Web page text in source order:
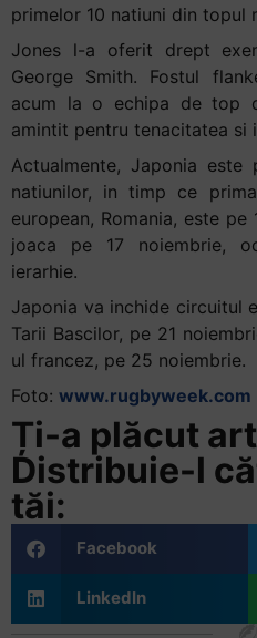
primelor 10 natiuni din topul
Jones l-a oferit drept
George Smith. Fostul
acum la o echipa de top
amintit pentru tenacitatea si
Actualmente, Japonia
natiunilor, in timp ce
european, Romania, este
joaca pe 17 noiembrie,
ierarhie.
Japonia va inchide circuitul
Tarii Bascilor, pe 21
ul francez, pe 25 noiembrie.
Foto: www.rugbyweek.com
Ți-a plăcut
Distribuie-l
tăi:
Facebook
LinkedIn